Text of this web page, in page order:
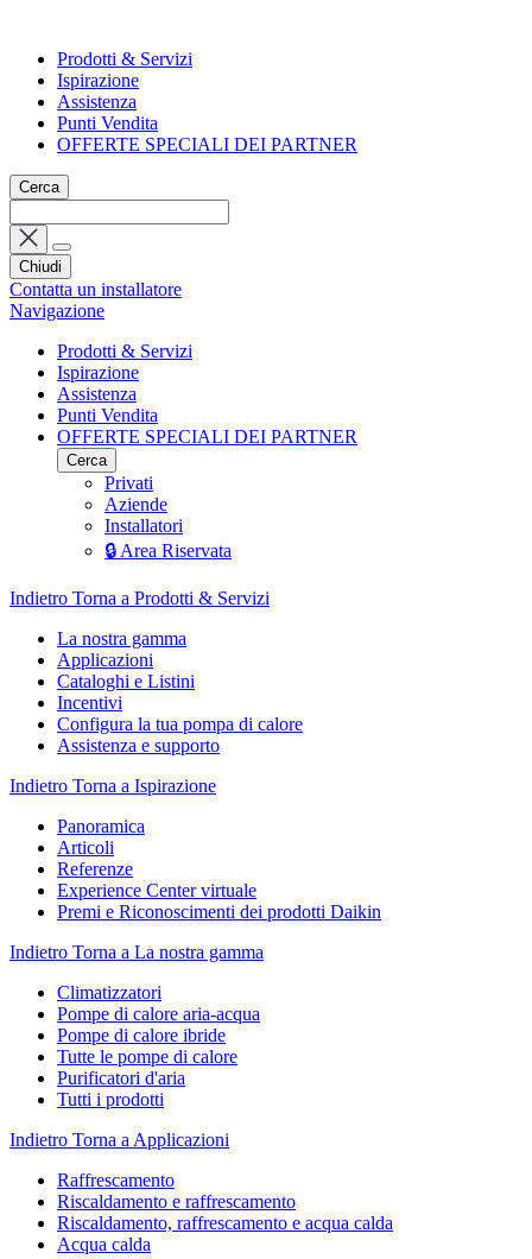
Prodotti & Servizi
Ispirazione
Assistenza
Punti Vendita
OFFERTE SPECIALI DEI PARTNER
Cerca
Chiudi
Contatta un installatore
Navigazione
Prodotti & Servizi
Ispirazione
Assistenza
Punti Vendita
OFFERTE SPECIALI DEI PARTNER
Cerca
Privati
Aziende
Installatori
🔒 Area Riservata
Indietro Torna a Prodotti & Servizi
La nostra gamma
Applicazioni
Cataloghi e Listini
Incentivi
Configura la tua pompa di calore
Assistenza e supporto
Indietro Torna a Ispirazione
Panoramica
Articoli
Referenze
Experience Center virtuale
Premi e Riconoscimenti dei prodotti Daikin
Indietro Torna a La nostra gamma
Climatizzatori
Pompe di calore aria-acqua
Pompe di calore ibride
Tutte le pompe di calore
Purificatori d'aria
Tutti i prodotti
Indietro Torna a Applicazioni
Raffrescamento
Riscaldamento e raffrescamento
Riscaldamento, raffrescamento e acqua calda
Acqua calda